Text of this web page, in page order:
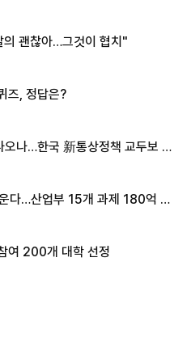
괜찮아…그것이 협치"
즈, 정답은?
나…한국 新통상정책 교두보 활
다…산업부 15개 과제 180억 지
여 200개 대학 선정